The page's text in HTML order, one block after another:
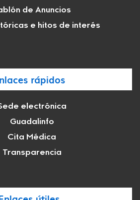
de Anuncios
e hitos de interés
rápidos
electrónica
Guadalinfo
Cita Médica
Transparencia